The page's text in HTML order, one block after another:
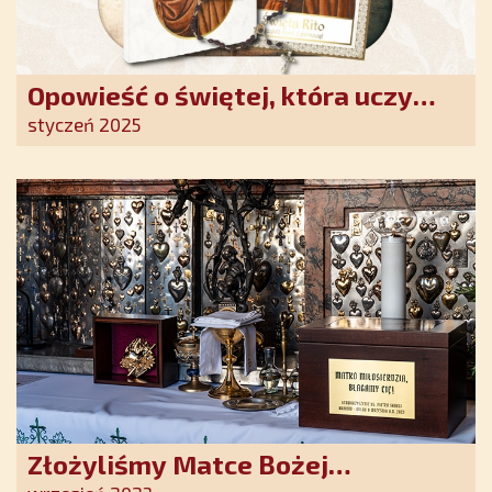
Opowieść o świętej, która uczy
szczerego oddania się Bogu.
nadziei w XXI wieku
styczeń 2025
Złożyliśmy Matce Bożej